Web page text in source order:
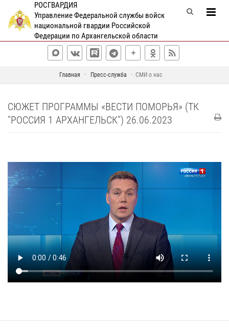
РОСГВАРДИЯ
Управление Федеральной службы войск
национальной гвардии Российской
Федерации по Архангельской области
Главная Пресс-служба СМИ о нас
СЮЖЕТ ПРОГРАММЫ «ВЕСТИ ПОМОРЬЯ» (ТК
"РОССИЯ 1 АРХАНГЕЛЬСК") 26.06.2023